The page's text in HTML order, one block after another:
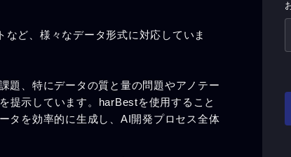
など、様々なデータ形式に対応していま
題、特にデータの質と量の問題やアノテー
提示しています。harBestを使用すること
タを効率的に生成し、AI開発プロセス全体